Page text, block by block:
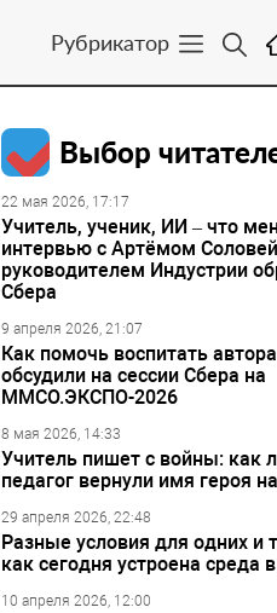
Рубрикатор
Выбор
22 мая 2026, 17:17
Учитель, ученик, ИИ – что
интервью с Артёмом
руководителем Индустрии
Сбера
9 апреля 2026, 21:07
Как помочь воспитать
обсудили на сессии Сбера на
ММСО.ЭКСПО-2026
8 мая 2026, 14:33
Учитель пишет с войны: как
педагог вернули имя героя
29 апреля 2026, 22:48
Разные условия для одних и
как сегодня устроена среда
10 апреля 2026, 12:00